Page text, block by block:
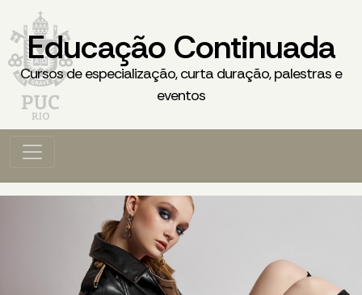
Educação Continuada
Cursos de especialização, curta duração, palestras e
eventos